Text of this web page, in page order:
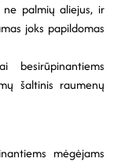
ne palmių aliejus, ir
joks papildomas
besirūpinantiems
šaltinis raumenų
mėgėjams